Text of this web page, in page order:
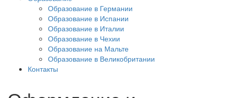
Образование в Германии
Образование в Испании
Образование в Италии
Образование в Чехии
Образование на Мальте
Образование в Великобритании
Контакты